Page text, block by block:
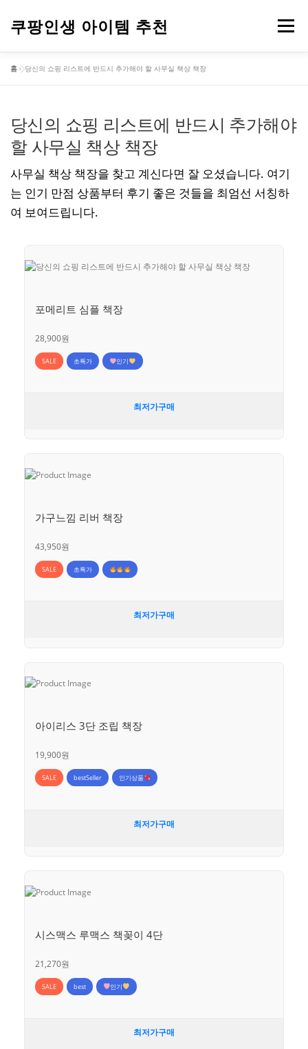
쿠팡인생 아이템 추천 메뉴
컴퓨터 기타
홈 »당신의 쇼핑 리스트에 반드시 추가해야 할 사무실 책상 책장
당신의 쇼핑 리스트에 반드시 추가해야
할 사무실 책상 책장
사무실 책상 책장을 찾고 계신다면 잘 오셨습니다. 여기
는 인기 만점 상품부터 후기 좋은 것들을 최엄선 서칭하
여 보여드립니다.
포메리트 심플 책장
28,900원
SALE 초특가 인기
최저가구매
가구느낌 리버 책장
43,950원
SALE 초특가
최저가구매
아이리스 3단 조립 책장
19,900원
SALE bestSeller 인기상품
최저가구매
시스맥스 루맥스 책꽂이 4단
21,270원
SALE best 인기
최저가구매